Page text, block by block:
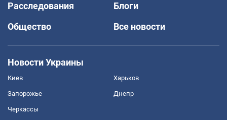
Расследования
Блоги
Общество
Все новости
Новости Украины
Киев Харьков
Запорожье Днепр
Черкассы